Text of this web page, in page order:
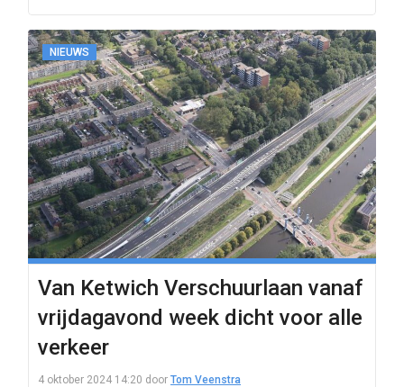
NIEUWS
Van Ketwich Verschuurlaan vanaf
vrijdagavond week dicht voor alle
verkeer
4 oktober 2024 14:20 door Tom Veenstra